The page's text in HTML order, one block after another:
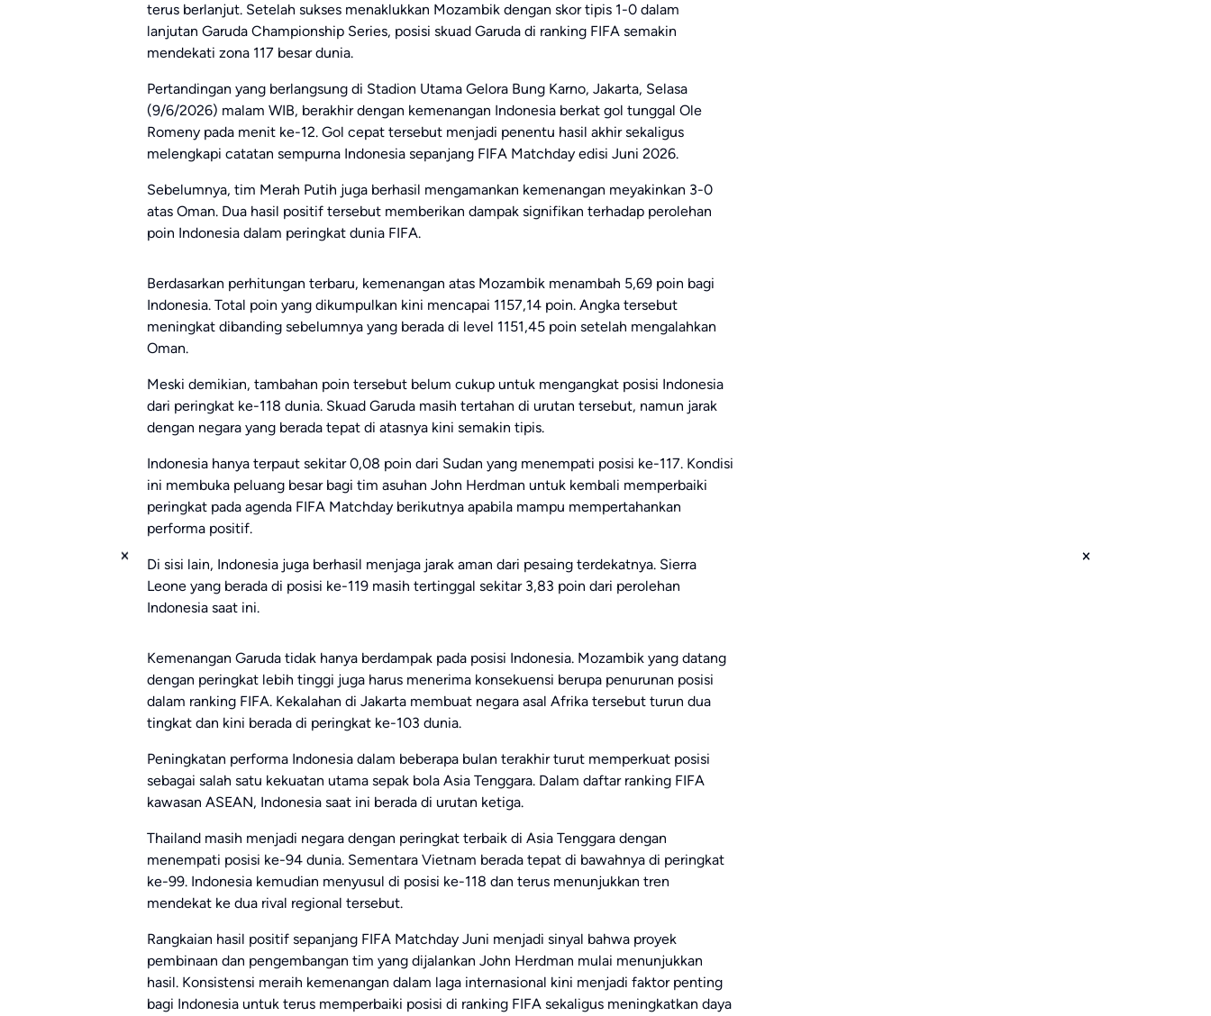
terus berlanjut. Setelah sukses menaklukkan Mozambik dengan skor tipis 1-0 dalam
lanjutan Garuda Championship Series, posisi skuad Garuda di ranking FIFA semakin
mendekati zona 117 besar dunia.
Pertandingan yang berlangsung di Stadion Utama Gelora Bung Karno, Jakarta, Selasa
(9/6/2026) malam WIB, berakhir dengan kemenangan Indonesia berkat gol tunggal Ole
Romeny pada menit ke-12. Gol cepat tersebut menjadi penentu hasil akhir sekaligus
melengkapi catatan sempurna Indonesia sepanjang FIFA Matchday edisi Juni 2026.
Sebelumnya, tim Merah Putih juga berhasil mengamankan kemenangan meyakinkan 3-0
atas Oman. Dua hasil positif tersebut memberikan dampak signifikan terhadap perolehan
poin Indonesia dalam peringkat dunia FIFA.
Berdasarkan perhitungan terbaru, kemenangan atas Mozambik menambah 5,69 poin bagi
Indonesia. Total poin yang dikumpulkan kini mencapai 1157,14 poin. Angka tersebut
meningkat dibanding sebelumnya yang berada di level 1151,45 poin setelah mengalahkan
Oman.
Meski demikian, tambahan poin tersebut belum cukup untuk mengangkat posisi Indonesia
dari peringkat ke-118 dunia. Skuad Garuda masih tertahan di urutan tersebut, namun jarak
dengan negara yang berada tepat di atasnya kini semakin tipis.
Indonesia hanya terpaut sekitar 0,08 poin dari Sudan yang menempati posisi ke-117. Kondisi
ini membuka peluang besar bagi tim asuhan John Herdman untuk kembali memperbaiki
peringkat pada agenda FIFA Matchday berikutnya apabila mampu mempertahankan
performa positif.
Di sisi lain, Indonesia juga berhasil menjaga jarak aman dari pesaing terdekatnya. Sierra
Leone yang berada di posisi ke-119 masih tertinggal sekitar 3,83 poin dari perolehan
Indonesia saat ini.
Kemenangan Garuda tidak hanya berdampak pada posisi Indonesia. Mozambik yang datang
dengan peringkat lebih tinggi juga harus menerima konsekuensi berupa penurunan posisi
dalam ranking FIFA. Kekalahan di Jakarta membuat negara asal Afrika tersebut turun dua
tingkat dan kini berada di peringkat ke-103 dunia.
Peningkatan performa Indonesia dalam beberapa bulan terakhir turut memperkuat posisi
sebagai salah satu kekuatan utama sepak bola Asia Tenggara. Dalam daftar ranking FIFA
kawasan ASEAN, Indonesia saat ini berada di urutan ketiga.
Thailand masih menjadi negara dengan peringkat terbaik di Asia Tenggara dengan
menempati posisi ke-94 dunia. Sementara Vietnam berada tepat di bawahnya di peringkat
ke-99. Indonesia kemudian menyusul di posisi ke-118 dan terus menunjukkan tren
mendekat ke dua rival regional tersebut.
Rangkaian hasil positif sepanjang FIFA Matchday Juni menjadi sinyal bahwa proyek
pembinaan dan pengembangan tim yang dijalankan John Herdman mulai menunjukkan
hasil. Konsistensi meraih kemenangan dalam laga internasional kini menjadi faktor penting
bagi Indonesia untuk terus memperbaiki posisi di ranking FIFA sekaligus meningkatkan daya